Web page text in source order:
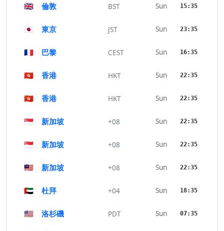
🇬🇧 倫敦 BST Sun 15:35
🇯🇵 東京 JST Sun 23:35
🇫🇷 巴黎 CEST Sun 16:35
🇭🇰 香港 HKT Sun 22:35
🇭🇰 香港 HKT Sun 22:35
🇸🇬 新加坡 +08 Sun 22:35
🇸🇬 新加坡 +08 Sun 22:35
🇲🇾 新加坡 +08 Sun 22:35
🇦🇪 杜拜 +04 Sun 18:35
🇺🇸 洛杉磯 PDT Sun 07:35